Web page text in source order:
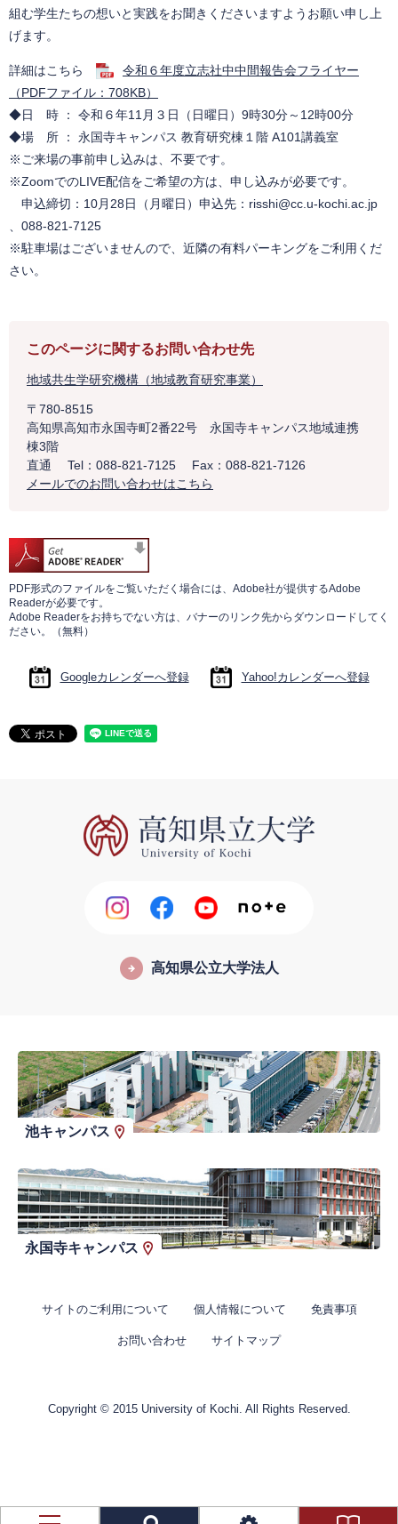
組む学生たちの想いと実践をお聞きくださいますようお願い申し上
げます。
詳細はこちら
令和６年度立志社中中間報告会フライヤー
（PDFファイル：708KB）
◆日 時 ： 令和６年11月３日（日曜日）9時30分～12時00分
◆場 所 ： 永国寺キャンパス 教育研究棟１階 A101講義室
※ご来場の事前申し込みは、不要です。
※ZoomでのLIVE配信をご希望の方は、申し込みが必要です。
申込締切：10月28日（月曜日）申込先：risshi@cc.u-kochi.ac.jp
、088-821-7125
※駐車場はございませんので、近隣の有料パーキングをご利用くだ
さい。
このページに関するお問い合わせ先
地域共生学研究機構（地域教育研究事業）
〒780-8515
高知県高知市永国寺町2番22号 永国寺キャンパス地域連携
棟3階
直通
Tel：088-821-7125
Fax：088-821-7126
メールでのお問い合わせはこちら
PDF形式のファイルをご覧いただく場合には、Adobe社が提供するAdobe
Readerが必要です。
Adobe Readerをお持ちでない方は、バナーのリンク先からダウンロードしてく
ださい。（無料）
Googleカレンダーへ登録 Yahoo!カレンダーへ登録
高知県公立大学法人
池キャンパス
永国寺キャンパス
サイトのご利用について 個人情報について 免責事項
お問い合わせ サイトマップ
Copyright © 2015 University of Kochi. All Rights Reserved.